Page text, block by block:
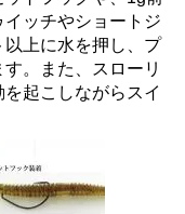
ッチやショートジ
上に水を押し、プ
。また、スローリ
起こしながらスイ